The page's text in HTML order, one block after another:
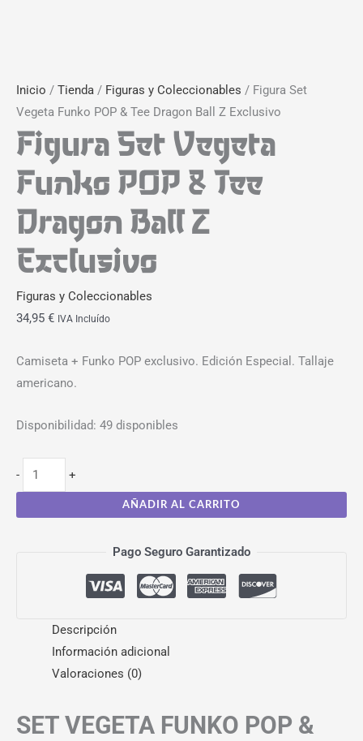
Inicio / Tienda / Figuras y Coleccionables / Figura Set
Vegeta Funko POP & Tee Dragon Ball Z Exclusivo
Figura Set Vegeta
Funko POP & Tee
Dragon Ball Z
Exclusivo
Figuras y Coleccionables
34,95 € IVA Incluído
Camiseta + Funko POP exclusivo. Edición Especial. Tallaje
americano.
Disponibilidad: 49 disponibles
- +
AÑADIR AL CARRITO
Pago Seguro Garantizado
Descripción
Información adicional
Valoraciones (0)
SET VEGETA FUNKO POP &